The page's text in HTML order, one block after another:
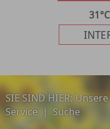
31°C
SIE SIND HIER:
Service | Suche